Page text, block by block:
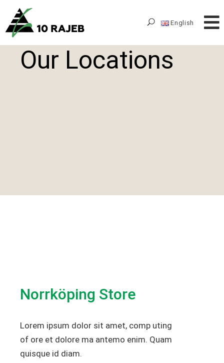
English
Our Locations
Norrköping Store
Lorem ipsum dolor sit amet, comp uting
of ore et dolore ma antemo enim. Quam
quisque id diam.